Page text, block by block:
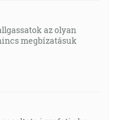
az olyan
megbízatásuk